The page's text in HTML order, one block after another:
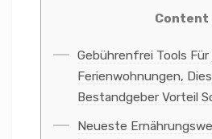
Content
Gebührenfrei Tools Für
Ferienwohnungen,
Bestandgeber Vorteil
Neueste